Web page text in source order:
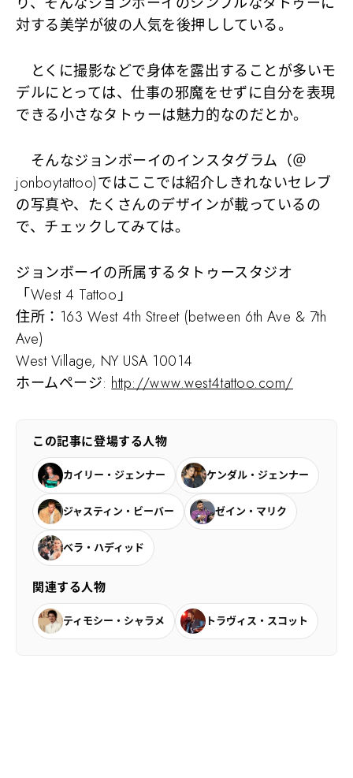
対する美学が彼の人気を後押ししている。
とくに撮影などで身体を露出することが多いモ
デルにとっては、仕事の邪魔をせずに自分を表現
できる小さなタトゥーは魅力的なのだとか。
そんなジョンボーイのインスタグラム（＠
jonboytattoo)ではここでは紹介しきれないセレブ
の写真や、たくさんのデザインが載っているの
で、チェックしてみては。
ジョンボーイの所属するタトゥースタジオ
「West 4 Tattoo」
住所：163 West 4th Street (between 6th Ave & 7th
Ave)
West Village, NY USA 10014
ホームページ: http://www.west4tattoo.com/
この記事に登場する人物
カイリー・ジェンナー ケンダル・ジェンナー
ジャスティン・ビーバー ゼイン・マリク
ベラ・ハディッド
関連する人物
ティモシー・シャラメ トラヴィス・スコット